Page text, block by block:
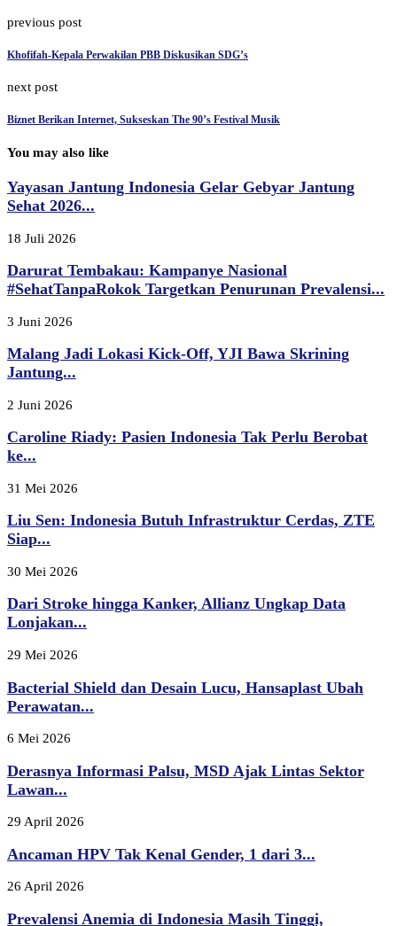
previous post
Khofifah-Kepala Perwakilan PBB Diskusikan SDG’s
next post
Biznet Berikan Internet, Sukseskan The 90’s Festival Musik
You may also like
Yayasan Jantung Indonesia Gelar Gebyar Jantung
Sehat 2026...
18 Juli 2026
Darurat Tembakau: Kampanye Nasional
#SehatTanpaRokok Targetkan Penurunan Prevalensi...
3 Juni 2026
Malang Jadi Lokasi Kick-Off, YJI Bawa Skrining
Jantung...
2 Juni 2026
Caroline Riady: Pasien Indonesia Tak Perlu Berobat
ke...
31 Mei 2026
Liu Sen: Indonesia Butuh Infrastruktur Cerdas, ZTE
Siap...
30 Mei 2026
Dari Stroke hingga Kanker, Allianz Ungkap Data
Lonjakan...
29 Mei 2026
Bacterial Shield dan Desain Lucu, Hansaplast Ubah
Perawatan...
6 Mei 2026
Derasnya Informasi Palsu, MSD Ajak Lintas Sektor
Lawan...
29 April 2026
Ancaman HPV Tak Kenal Gender, 1 dari 3...
26 April 2026
Prevalensi Anemia di Indonesia Masih Tinggi,